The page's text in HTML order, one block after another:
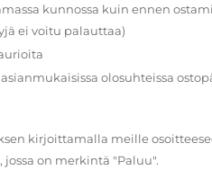
kunnossa kuin ennen
ei voitu palauttaa)
olosuhteissa
kirjoittamalla meille
jossa on merkintä "Paluu".